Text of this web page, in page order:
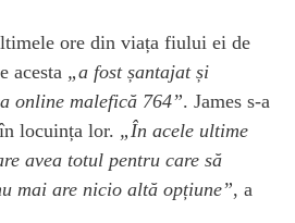
ore din viața fiului ei de
acesta „a fost șantajat și
online malefică 764”. James s-a
locuința lor. „În acele ultime
avea totul pentru care să
mai are nicio altă opțiune”, a